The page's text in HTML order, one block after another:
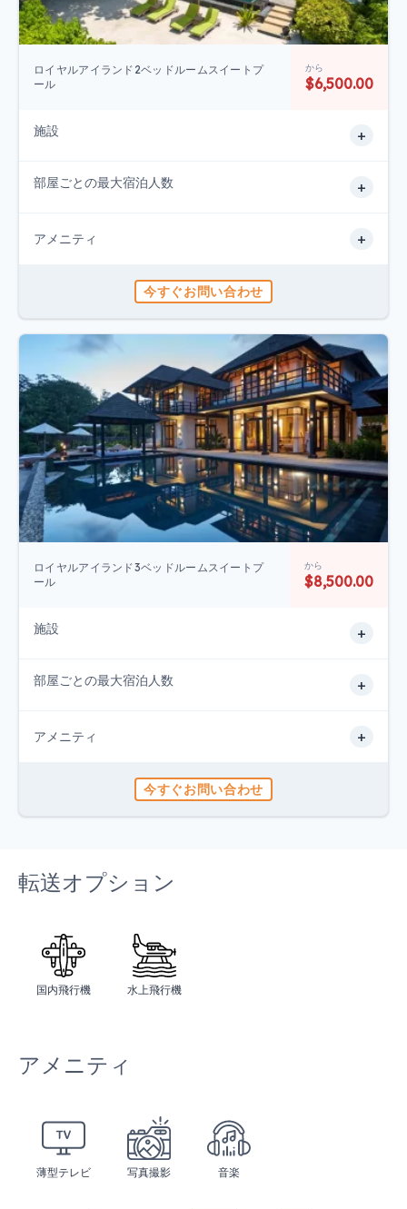
ロイヤルアイランド2ベッドルームスイートプ
ール
から
$6,500.00
施設 +
部屋ごとの最大宿泊人数 +
アメニティ +
今すぐお問い合わせ
ロイヤルアイランド3ベッドルームスイートプ
ール
から
$8,500.00
施設 +
部屋ごとの最大宿泊人数 +
アメニティ +
今すぐお問い合わせ
転送オプション
国内飛行機 水上飛行機
アメニティ
薄型テレビ 写真撮影 音楽